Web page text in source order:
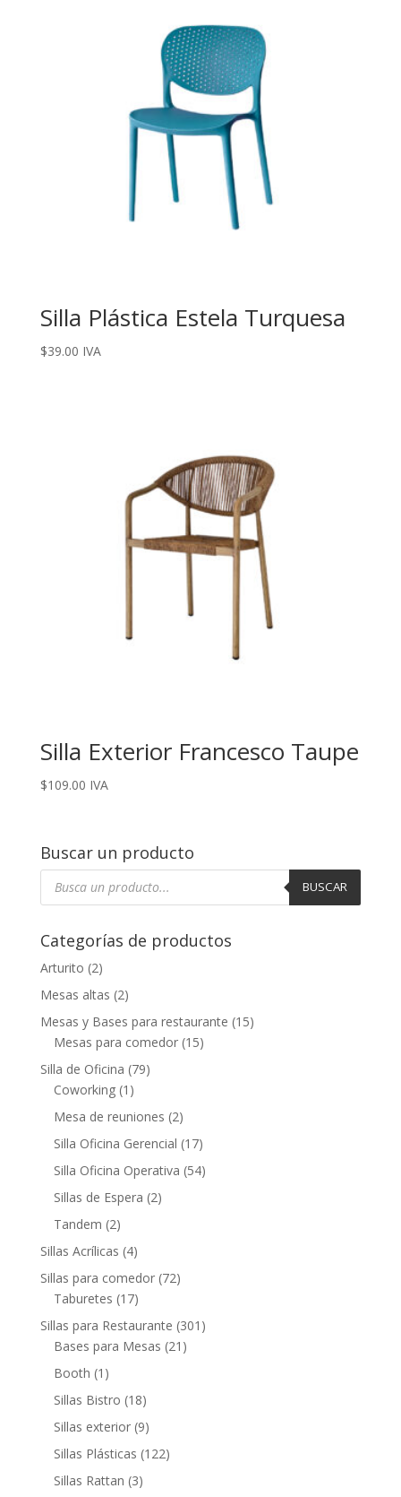
Silla Plástica Estela Turquesa
$39.00 IVA
Silla Exterior Francesco Taupe
$109.00 IVA
Buscar un producto
Búsqueda
productos
BUSCAR
Categorías de productos
Arturito (2)
Mesas altas (2)
Mesas y Bases para restaurante (15)
Mesas para comedor (15)
Silla de Oficina (79)
Coworking (1)
Mesa de reuniones (2)
Silla Oficina Gerencial (17)
Silla Oficina Operativa (54)
Sillas de Espera (2)
Tandem (2)
Sillas Acrílicas (4)
Sillas para comedor (72)
Taburetes (17)
Sillas para Restaurante (301)
Bases para Mesas (21)
Booth (1)
Sillas Bistro (18)
Sillas exterior (9)
Sillas Plásticas (122)
Sillas Rattan (3)